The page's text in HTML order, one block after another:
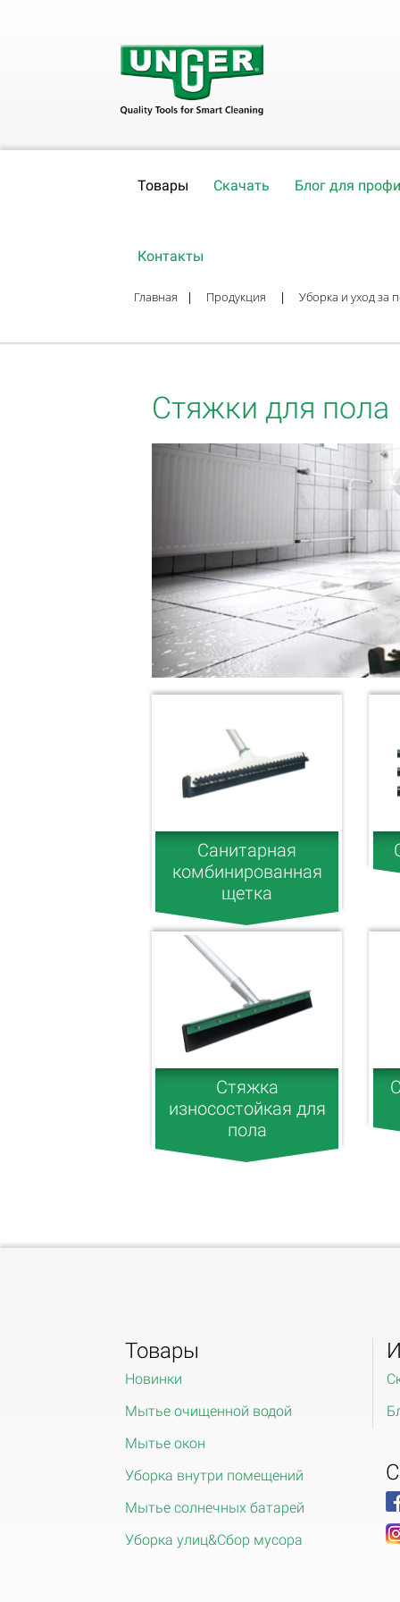
Товары Скачать Блог для профи
Контакты
Главная | Продукция | Уборка и уход за
Стяжки для пола
Санитарная
комбинированная
щетка
Стяжка
износостойкая для
пола
Товары
Новинки
Мытье очищенной водой
Мытье окон
Уборка внутри помещений
Мытье солнечных батарей
Уборка улиц&Сбор мусора